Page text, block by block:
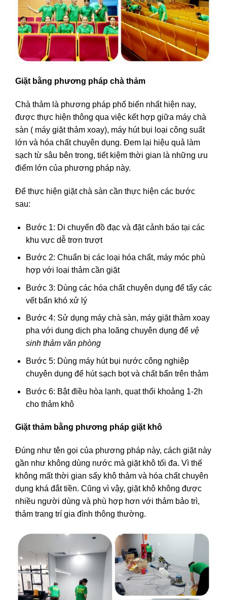
Giặt bằng phương pháp chà thảm
Chà thảm là phương pháp phổ biến nhất hiện nay,
được thực hiện thông qua việc kết hợp giữa máy chà
sàn ( máy giặt thảm xoay), máy hút bụi loại công suất
lớn và hóa chất chuyên dụng. Đem lại hiệu quả làm
sạch từ sâu bên trong, tiết kiệm thời gian là những ưu
điểm lớn của phương pháp này.
Để thực hiện giặt chà sàn cần thực hiện các bước
sau:
Bước 1: Di chuyển đồ đạc và đặt cảnh báo tại các
khu vực dễ trơn trượt
Bước 2: Chuẩn bị các loại hóa chất, máy móc phù
hợp với loại thảm cần giặt
Bước 3: Dùng các hóa chất chuyên dụng để tẩy các
vết bẩn khó xử lý
Bước 4: Sử dụng máy chà sàn, máy giặt thảm xoay
pha với dung dịch pha loãng chuyên dụng để vệ
sinh thảm văn phòng
Bước 5: Dùng máy hút bụi nước công nghiệp
chuyên dụng để hút sạch bọt và chất bẩn trên thảm
Bước 6: Bật điều hòa lạnh, quạt thổi khoảng 1-2h
cho thảm khô
Giặt thảm bằng phương pháp giặt khô
Đúng như tên gọi của phương pháp này, cách giặt này
gần như không dùng nước mà giặt khô tối đa. Vì thế
không mất thời gian sấy khô thảm và hóa chất chuyên
dụng khá đắt tiền. Cũng vì vậy, giặt khô không được
nhiều người dùng và phù hợp hơn với thảm bảo trì,
thảm trang trí gia đình thông thường.